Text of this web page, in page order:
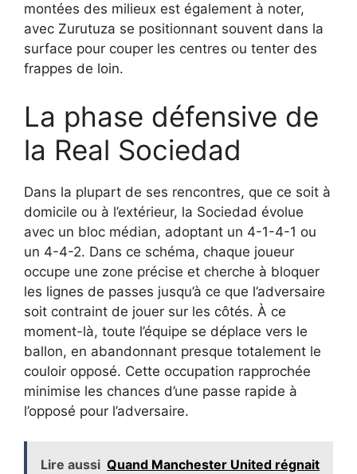
montées des milieux est également à noter,
avec Zurutuza se positionnant souvent dans la
surface pour couper les centres ou tenter des
frappes de loin.
La phase défensive de
la Real Sociedad
Dans la plupart de ses rencontres, que ce soit à
domicile ou à l’extérieur, la Sociedad évolue
avec un bloc médian, adoptant un 4-1-4-1 ou
un 4-4-2. Dans ce schéma, chaque joueur
occupe une zone précise et cherche à bloquer
les lignes de passes jusqu’à ce que l’adversaire
soit contraint de jouer sur les côtés. À ce
moment-là, toute l’équipe se déplace vers le
ballon, en abandonnant presque totalement le
couloir opposé. Cette occupation rapprochée
minimise les chances d’une passe rapide à
l’opposé pour l’adversaire.
Lire aussi Quand Manchester United régnait